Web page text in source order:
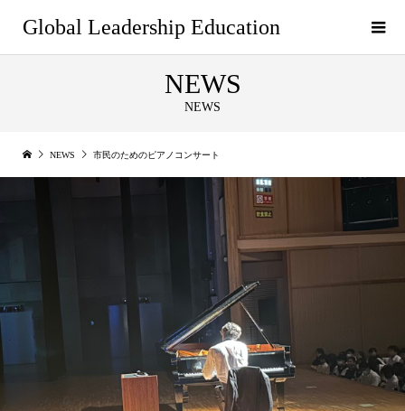
Global Leadership Education
NEWS
NEWS
NEWS 市民のためのピアノコンサート